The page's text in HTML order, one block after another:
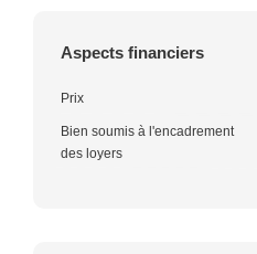
Aspects financiers
Prix
Bien soumis à l'encadrement
des loyers